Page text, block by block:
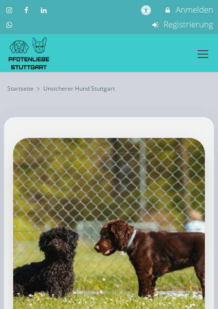
Anmelden
Registrierung
Startseite Unsicherer Hund Stuttgart